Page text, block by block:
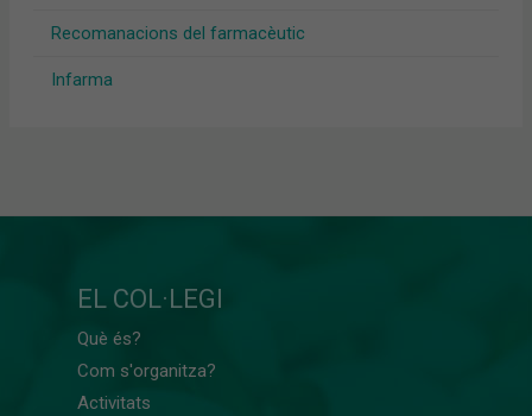
Recomanacions del farmacèutic
Infarma
EL COL·LEGI
Què és?
Com s'organitza?
Activitats